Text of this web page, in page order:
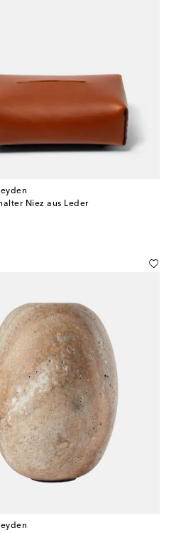
Niez aus Leder